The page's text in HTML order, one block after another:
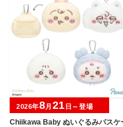
Chiikawa Baby ぬいぐるみパスケ
2026年8月 21 日～登場